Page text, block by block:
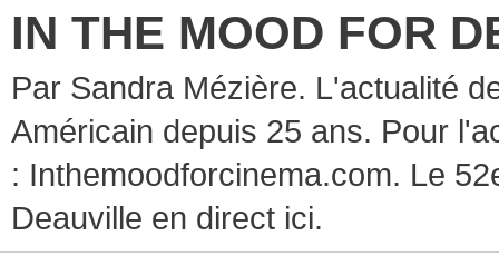
IN THE MOOD FOR
Par Sandra Mézière. L'actualité
Américain depuis 25 ans. Pour
: Inthemoodforcinema.com. Le
Deauville en direct ici.